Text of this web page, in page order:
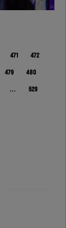
471 472
479 480
… 529